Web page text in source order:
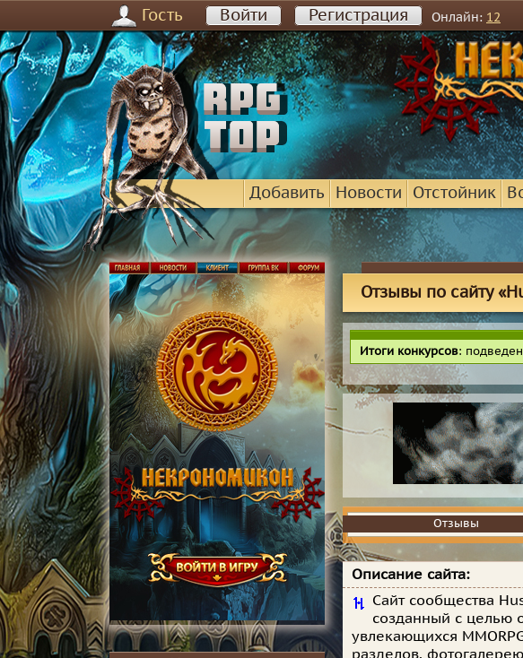
Гость Войти Регистрация Онлайн: 12
Добавить Новости Отстойник
Отзывы по сайту
Итоги конкурсов:
Отзывы
Отзывы
Описание сайта:
Сайт сообщества
созданный с целью
увлекающихся
разделов,